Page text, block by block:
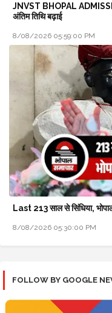
JNVST BHOPAL
अंतिम तिथि बढ़ाई
8/08/2026 05:59:00 PM
Last 213 साल से सिंधिया,
8/08/2026 05:30:00 PM
FOLLOW BY GOOGLE